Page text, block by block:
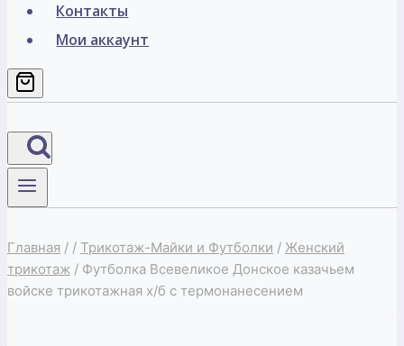
Контакты
Мои аккаунт
Главная / / Трикотаж-Майки и Футболки / Женский
трикотаж / Футболка Всевеликое Донское казачьем
войске трикотажная х/б с термонанесением